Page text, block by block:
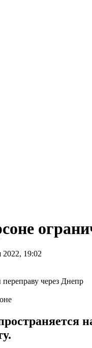
2022, 19:02